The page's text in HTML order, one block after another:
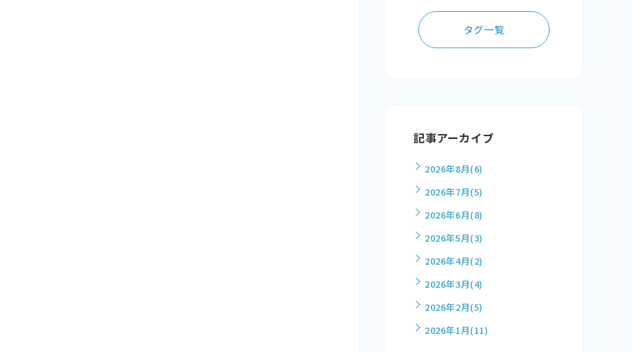
タグ一覧
記事アーカイブ
2026年8月(6)
2026年7月(5)
2026年6月(8)
2026年5月(3)
2026年4月(2)
2026年3月(4)
2026年2月(5)
2026年1月(11)